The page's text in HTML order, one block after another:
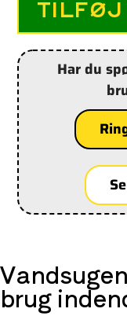
TILFØJ
Tilføjelse
af
produkt
til
din
indkøbskurv
Har du
brug